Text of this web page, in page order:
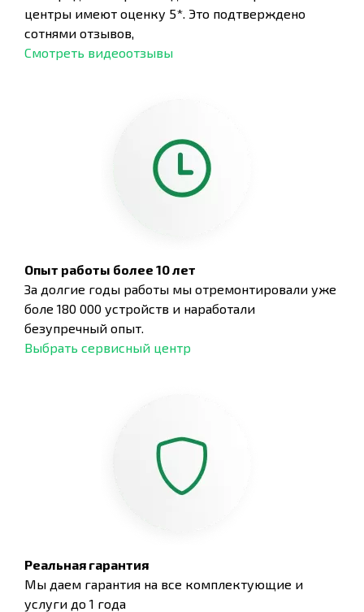
центры имеют оценку 5*. Это подтверждено
сотнями отзывов,
Смотреть видеоотзывы
Опыт работы более 10 лет
За долгие годы работы мы отремонтировали уже
боле 180 000 устройств и наработали
безупречный опыт.
Выбрать сервисный центр
Реальная гарантия
Мы даем гарантия на все комплектующие и
услуги до 1 года